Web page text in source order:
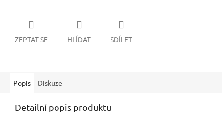
ZEPTAT SE HLÍDAT SDÍLET
Popis Diskuze
Detailní popis produktu